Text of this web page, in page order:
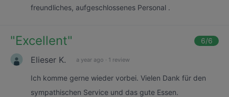
freundliches, aufgeschlossenes Personal .
"Excellent" 6/6
Elieser K. a year ago · 1 review
Ich komme gerne wieder vorbei. Vielen Dank für den
sympathischen Service und das gute Essen.